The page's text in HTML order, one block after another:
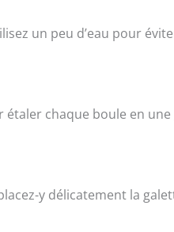
un peu d’eau pour
chaque boule en
y délicatement la